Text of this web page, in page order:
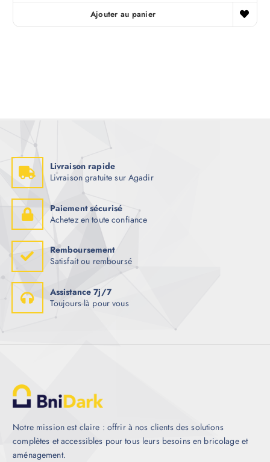
Ajouter au panier
Livraison rapide
Livraison gratuite sur Agadir
Paiement sécurisé
Achetez en toute confiance
Remboursement
Satisfait ou remboursé
Assistance 7j/7
Toujours là pour vous
Notre mission est claire : offrir à nos clients des solutions
complètes et accessibles pour tous leurs besoins en bricolage et
aménagement.